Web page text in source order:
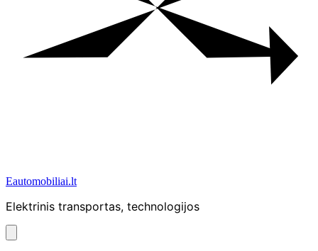
Eautomobiliai.lt
Elektrinis transportas, technologijos